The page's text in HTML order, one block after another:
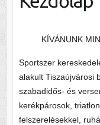
KÍVÁNUNK
Sportszer
alakult Tiszaújvárosi
szabadidős- és
kerékpárosok,
felszerelésekkel,